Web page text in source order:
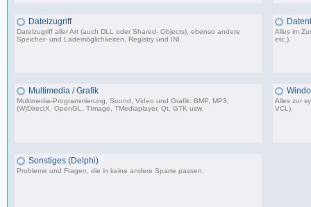
Dateizugriff
Dateizugriff aller Art (auch DLL oder Shared- Objects), ebenso andere
Speicher- und Lademöglichkeiten, Registry und INI.
Alles im
etc.).
Multimedia / Grafik
Multimedia-Programmierung, Sound, Video und Grafik: BMP, MP3,
(W)DirectX, OpenGL, TImage, TMediaplayer, Qt, GTK usw.
Alles zur
VCL).
Sonstiges (Delphi)
Probleme und Fragen, die in keine andere Sparte passen.